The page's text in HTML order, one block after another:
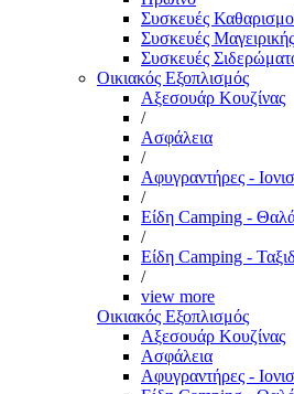
Συσκευές
Συσκευές Μαγειρικής
Συσκευές
Οικιακός Εξοπλισμός
Αξεσουάρ Κουζίνας
/
Ασφάλεια
/
Αφυγραντήρες -
/
Είδη Camping -
/
Είδη Camping -
/
view more
Οικιακός Εξοπλισμός
Αξεσουάρ Κουζίνας
Ασφάλεια
Αφυγραντήρες -